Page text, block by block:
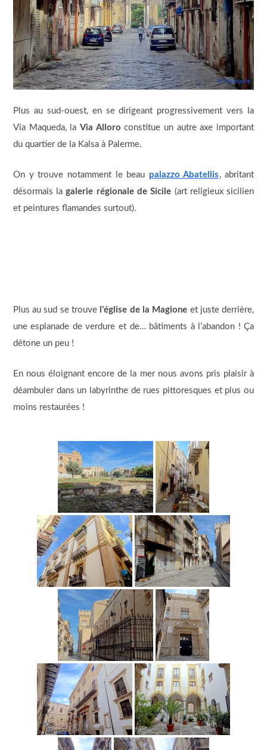
Plus au sud-ouest, en se dirigeant progressivement vers la
Via Maqueda, la Via Alloro constitue un autre axe important
du quartier de la Kalsa à Palerme.
On y trouve notamment le beau palazzo Abatellis , abritant
désormais lagalerie régionale de Sicile (art religieux sicilien
et peintures flamandes surtout).
Plus au sud se trouve l’église de la Magione et juste derrière,
une esplanade de verdure et de… bâtiments à l’abandon ! Ça
détone un peu !
En nous éloignant encore de la mer nous avons pris plaisir à
déambuler dans un labyrinthe de rues pittoresques et plus ou
moins restaurées !